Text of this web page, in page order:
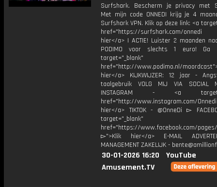
Surfshark. Bescherm je privacy met
Met mijn code ONNEDI krijg je 4
Surfshark VPN. Klik op deze link: <a
href="https://surfshark.com/onnedi
hier</a> | ACTIE! Luister 2 maanden
PODIMO voor slechts 1 euro! Ga
target="_blank"
href="http://www.podimo.nl/
hier</a> KIJKWIJZER: 12 jaar -
taalgebruik VOLG MIJ VIA SOCIAL
INSTAGRAM - <a
href="http://www.instagram.com/
hier</a> TIKTOK - @OnneDi ▻
target="_blank"
href="https://www.facebook.com/pages/
▻">Klik hier</a> E-MAIL
MANAGEMENT ZAKELIJK -
30-01-2026 16:20
YouTube
Amusement.TV